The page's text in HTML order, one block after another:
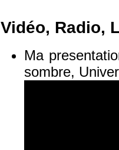
Vidéo, Radio,
Ma
sombre,